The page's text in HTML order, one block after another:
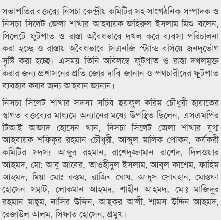
সভাপতির বক্তব্যে নিসচা কেন্দ্রীয় কমিটির সহ-সাংগঠনিক সম্পাদক ও
নিসচা সিলেট জেলা শাখার আহবায়ক জহিরুল ইসলাম মিশু বলেন,
সিলেটে ফুটপাত ও রাস্তা অবৈধভাবে দখল করে ব্যবসা পরিচালনা
করা হচ্ছে ও রাস্তায় অবৈধভাবে সিএনজি স্ট্যান্ড বসিয়ে জনদুর্ভোগ
সৃষ্টি করা হচ্ছে। এসময় তিনি অবিলম্বে ফুটপাত ও রাস্তা দখলমুক্ত
করার জন্য প্রশাসনের প্রতি জোর দাবি জানান ও পথচারীদের ফুটপাত
ব্যবহার করার জন্য আহবান জানান।
নিসচা সিলেট শাখার সদস্য সচিব ছয়ফুল করিম চৌধুরী হায়াতের
স্বাগত বক্তব্যের মাধ্যমে অন্যানের মধ্যে উপস্থিত ছিলেন, এসএমপির
টিআই আজাদ হোসেন খান, নিসচা সিলেট জেলা শাখার যুগ্ম
আহবায়ক শফিকুর রহমান চৌধুরী, আব্দুল মালিক পোকন, কর্যকরী
কমিটির সদস্য আব্দুর রহমান, রাশেদুজ্জামান রাশেদ, দিলওয়ার
আহমদ, মো: আবু জাবের, তাওহীদুল ইসলাম, আবুল কাশেম, ফাহিম
আহমদ, মিয়া মোঃ রুস্তম, রাজিব ঘোষ, আব্দুস সোবহান, মোস্তফা
হোসেন সম্রাট, লোকমান আহমদ, শাহীন আহমদ, মোঃ মাজিদুর
রহমান মাছুম, নাসির উদ্দিন, আছকর আলী, শামস উদ্দিন আহমদ,
রেজাউল আলম, সিফাত হোসেন, প্রমুখ।